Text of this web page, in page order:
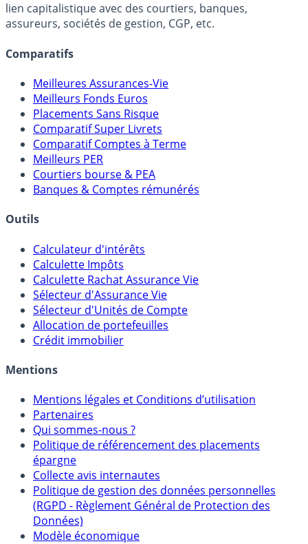
lien capitalistique avec des courtiers, banques,
assureurs, sociétés de gestion, CGP, etc.
Comparatifs
Meilleures Assurances-Vie
Meilleurs Fonds Euros
Placements Sans Risque
Comparatif Super Livrets
Comparatif Comptes à Terme
Meilleurs PER
Courtiers bourse & PEA
Banques & Comptes rémunérés
Outils
Calculateur d'intérêts
Calculette Impôts
Calculette Rachat Assurance Vie
Sélecteur d'Assurance Vie
Sélecteur d'Unités de Compte
Allocation de portefeuilles
Crédit immobilier
Mentions
Mentions légales et Conditions d’utilisation
Partenaires
Qui sommes-nous ?
Politique de référencement des placements
épargne
Collecte avis internautes
Politique de gestion des données personnelles
(RGPD - Règlement Général de Protection des
Données)
Modèle économique